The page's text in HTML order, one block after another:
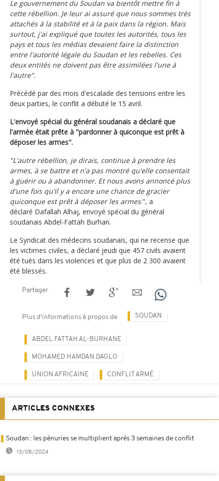
Le gouvernement du Soudan va bientôt mettre fin à
cette rébellion. Je leur ai assuré que nous sommes très
attachés à la stabilité et à la paix dans la région. Mais
surtout, j'ai expliqué que toutes les autorités, tous les
pays et tous les médias devaient faire la distinction
entre l'autorité légale du Soudan et les rebelles. Ces
deux entités ne doivent pas être assimilées l'une à
l'autre".
Précédé par des mois d'escalade des tensions entre les
deux parties, le conflit a débuté le 15 avril.
L'envoyé spécial du général soudanais a déclaré que
l'armée était prête à "pardonner à quiconque est prêt à
déposer les armes".
"L'autre rébellion, je dirais, continue à prendre les
armes, à se battre et n'a pas montré qu'elle consentait
à guérir ou à abandonner. Et nous avons annoncé plus
d'une fois qu'il y a encore une chance de gracier
quiconque est prêt à déposer les armes.", a
déclaré Dafallah Alhaj, envoyé spécial du général
soudanais Abdel-Fattah Burhan.
Le Syndicat des médecins soudanais, qui ne recense que
les victimes civiles, a déclaré jeudi que 457 civils avaient
été tués dans les violences et que plus de 2 300 avaient
été blessés.
Partager
Plus d'informations à propos de SOUDAN
ABDEL FATTAH AL-BURHANE
MOHAMED HAMDAN DAGLO
UNION AFRICAINE CONFLIT ARMÉ
ARTICLES CONNEXES
Soudan : les pénuries se multiplient après 3 semaines de conflit
13/08/2024